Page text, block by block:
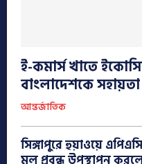
ই-কমার্স খাতে
বাংলাদেশকে
আন্তর্জাতিক
সিঙ্গাপুরে হুয়াওয়ে